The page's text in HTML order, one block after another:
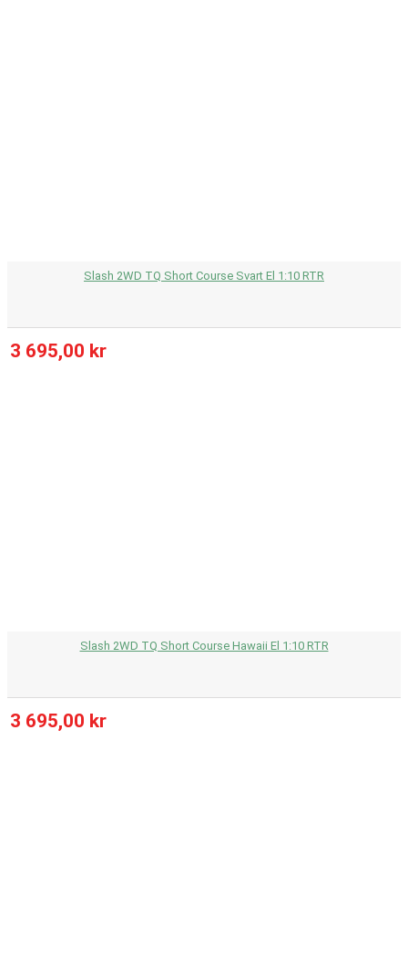
Slash 2WD TQ Short Course Svart El 1:10 RTR
3 695,00 kr
Slash 2WD TQ Short Course Hawaii El 1:10 RTR
3 695,00 kr